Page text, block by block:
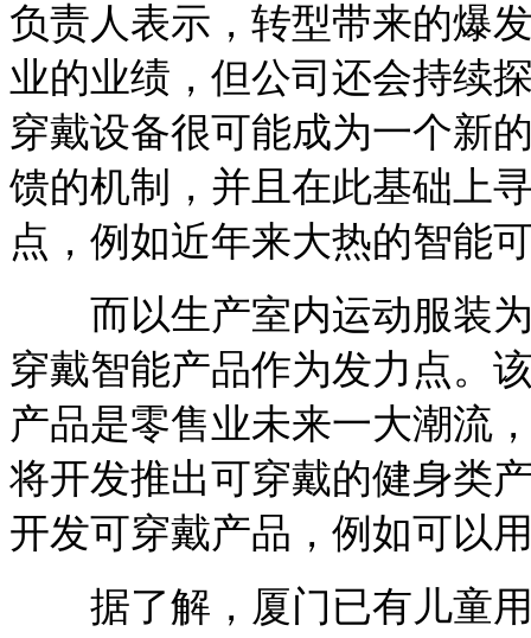
负责人表示，转型带来的爆
业的业绩，但公司还会持续
穿戴设备很可能成为一个新
馈的机制，并且在此基础上
点，例如近年来大热的智能
而以生产室内运动服装为
穿戴智能产品作为发力点。
产品是零售业未来一大潮流
将开发推出可穿戴的健身类
开发可穿戴产品，例如可以
据了解，厦门已有儿童用